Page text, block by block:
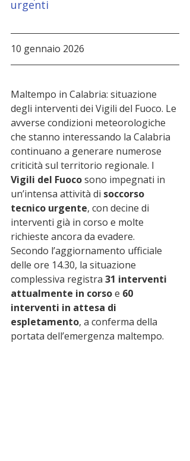
urgenti
10 gennaio 2026
Maltempo in Calabria: situazione
degli interventi dei Vigili del Fuoco. Le
avverse condizioni meteorologiche
che stanno interessando la Calabria
continuano a generare numerose
criticità sul territorio regionale. I
Vigili del Fuoco sono impegnati in
un’intensa attività di soccorso
tecnico urgente, con decine di
interventi già in corso e molte
richieste ancora da evadere.
Secondo l’aggiornamento ufficiale
delle ore 14.30, la situazione
complessiva registra 31 interventi
attualmente in corso e 60
interventi in attesa di
espletamento, a conferma della
portata dell’emergenza maltempo.